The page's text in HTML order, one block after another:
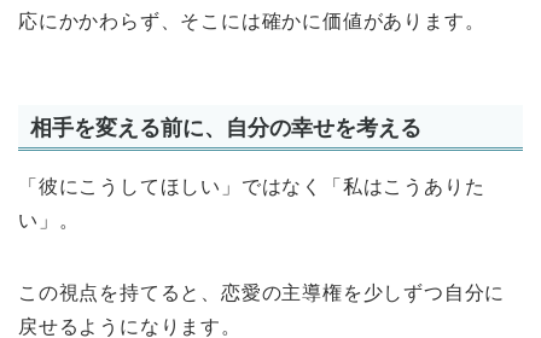
応にかかわらず、そこには確かに価値があります。
相手を変える前に、自分の幸せを考える
「彼にこうしてほしい」ではなく「私はこうありた
い」。
この視点を持てると、恋愛の主導権を少しずつ自分に
戻せるようになります。